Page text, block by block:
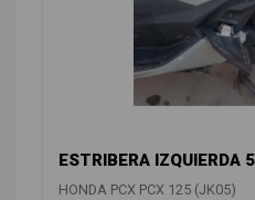
ESTRIBERA IZQUIERDA
HONDA PCX PCX 125 (JK05)